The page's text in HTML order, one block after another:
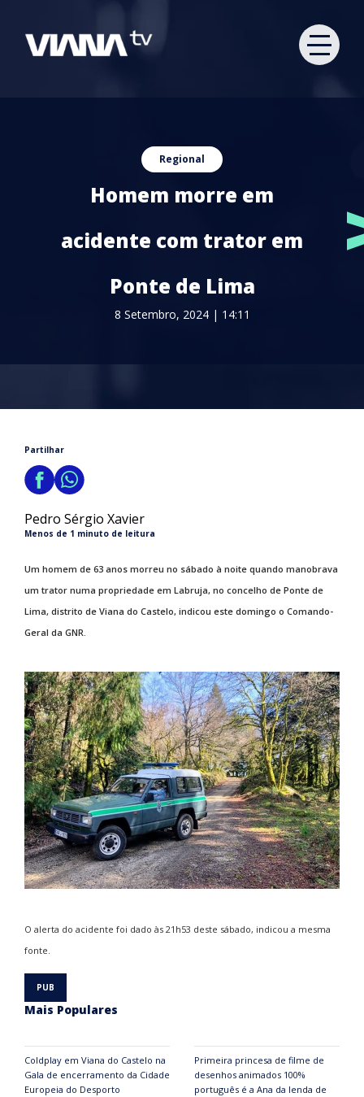
Regional
Homem morre em
acidente com trator em
Ponte de Lima
8 Setembro, 2024 | 14:11
Partilhar
Pedro Sérgio Xavier
Menos de 1 minuto de leitura
Um homem de 63 anos morreu no sábado à noite quando manobrava
um trator numa propriedade em Labruja, no concelho de Ponte de
Lima, distrito de Viana do Castelo, indicou este domingo o Comando-
Geral da GNR.
O alerta do acidente foi dado às 21h53 deste sábado, indicou a mesma
fonte.
Mais Populares
Coldplay em Viana do Castelo na
Gala de encerramento da Cidade
Europeia do Desporto
Primeira princesa de filme de
desenhos animados 100%
português é a Ana da lenda de